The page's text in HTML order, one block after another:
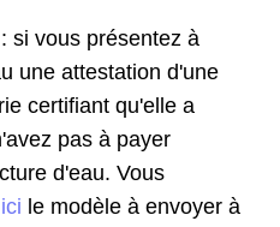
si vous présentez à
une attestation d'une
certifiant qu'elle a
pas à payer
d'eau. Vous
ici le modèle à envoyer à